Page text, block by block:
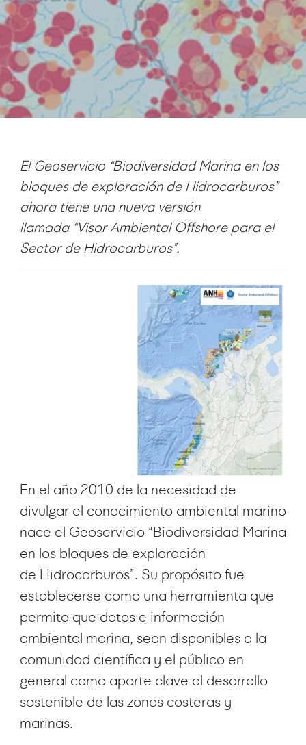
El Geoservicio “Biodiversidad Marina en los
bloques de exploración de Hidrocarburos”
ahora tiene una nueva versión
llamada “Visor Ambiental Offshore para el
Sector de Hidrocarburos”.
En el año 2010 de la necesidad de
divulgar el conocimiento ambiental marino
nace el Geoservicio “Biodiversidad Marina
en los bloques de exploración
de Hidrocarburos”. Su propósito fue
establecerse como una herramienta que
permita que datos e información
ambiental marina, sean disponibles a la
comunidad científica y el público en
general como aporte clave al desarrollo
sostenible de las zonas costeras y
marinas.